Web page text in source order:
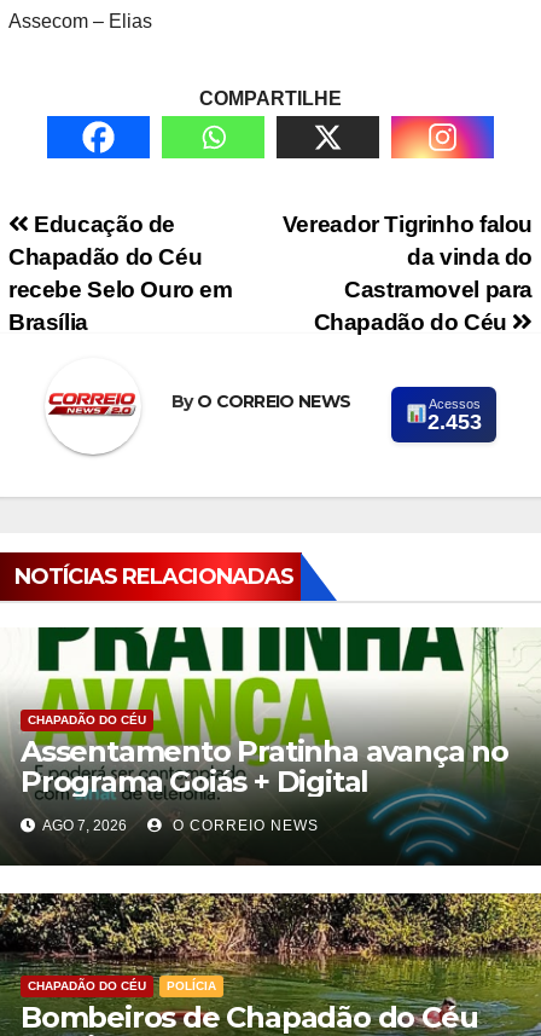
Assecom – Elias
COMPARTILHE
Navegação de PostVereador Tigrinho falou
da vinda do
Castramovel para
Chapadão do Céu
Educação de
Chapadão do Céu
recebe Selo Ouro em
Brasília
ByO CORREIO NEWS Acessos
2.453
NOTÍCIAS RELACIONADAS
CHAPADÃO DO CÉU
Assentamento Pratinha avança no
Programa Goiás + Digital
AGO 7, 2026 O CORREIO NEWS
CHAPADÃO DO CÉU POLÍCIA
Bombeiros de Chapadão do Céu